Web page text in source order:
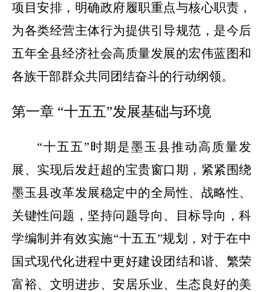
项目安排，明确政府履职重点与核心职责，
为各类经营主体行为提供引导规范，是今后
五年全县经济社会高质量发展的宏伟蓝图和
各族干部群众共同团结奋斗的行动纲领。
第一章 “十五五”发展基础与环境
“十五五”时期是墨玉县推动高质量发
展、实现后发赶超的宝贵窗口期，紧紧围绕
墨玉县改革发展稳定中的全局性、战略性、
关键性问题，坚持问题导向、目标导向，科
学编制并有效实施“十五五”规划，对于在中
国式现代化进程中更好建设团结和谐、繁荣
富裕、文明进步、安居乐业、生态良好的美